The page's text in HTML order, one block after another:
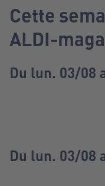
Cette
ALDI-
Du lun. 03/08
Du lun. 03/08